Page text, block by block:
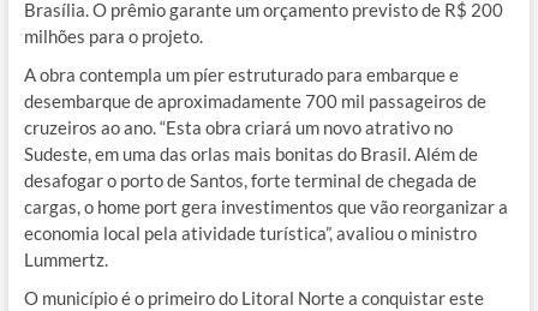
Brasília. O prêmio garante um orçamento previsto de R$ 200
milhões para o projeto.
A obra contempla um píer estruturado para embarque e
desembarque de aproximadamente 700 mil passageiros de
cruzeiros ao ano. “Esta obra criará um novo atrativo no
Sudeste, em uma das orlas mais bonitas do Brasil. Além de
desafogar o porto de Santos, forte terminal de chegada de
cargas, o home port gera investimentos que vão reorganizar a
economia local pela atividade turística”, avaliou o ministro
Lummertz.
O município é o primeiro do Litoral Norte a conquistar este